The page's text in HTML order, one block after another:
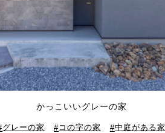
かっこいいグレーの家
グレーの家 コの字の家 中庭がある家